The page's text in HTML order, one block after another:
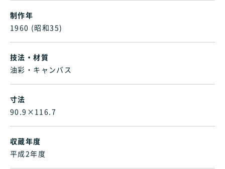
制作年
1960 (昭和35)
技法・材質
油彩・キャンバス
寸法
90.9×116.7
収蔵年度
平成2年度